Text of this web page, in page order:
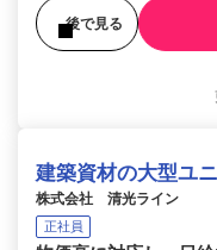
後で見る
建築資材の大型ユ
株式会社 清光ライン
正社員